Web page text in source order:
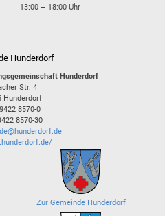
13:00 – 18:00 Uhr
Hunderdorf
Hunderdorf
Str. 4
Hunderdorf
8570-0
8570-30
Zur Gemeinde Hunderdorf